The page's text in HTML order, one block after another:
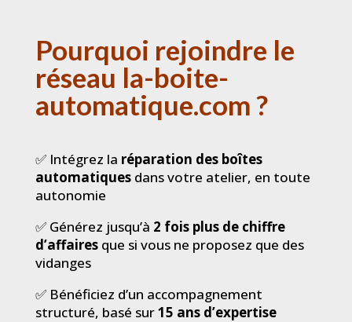
Pourquoi rejoindre le
réseau la-boite-
automatique.com ?
✅ Intégrez la réparation des boîtes
automatiquesdans votre atelier, en toute
autonomie
✅ Générez jusqu’à 2 fois plus de chiffre
d’affairesque si vous ne proposez que des
vidanges
✅ Bénéficiez d’un accompagnement
structuré, basé sur15 ans d’expertise